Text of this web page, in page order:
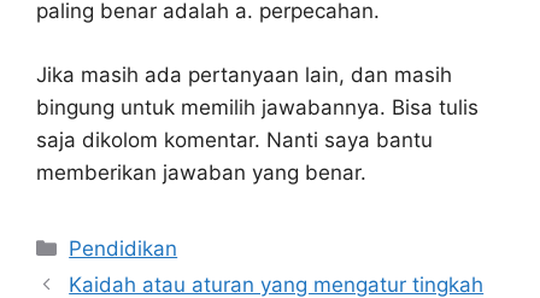
paling benar adalah a. perpecahan.
Jika masih ada pertanyaan lain, dan masih
bingung untuk memilih jawabannya. Bisa tulis
saja dikolom komentar. Nanti saya bantu
memberikan jawaban yang benar.
Kategori
Pendidikan
Kaidah atau aturan yang mengatur tingkah